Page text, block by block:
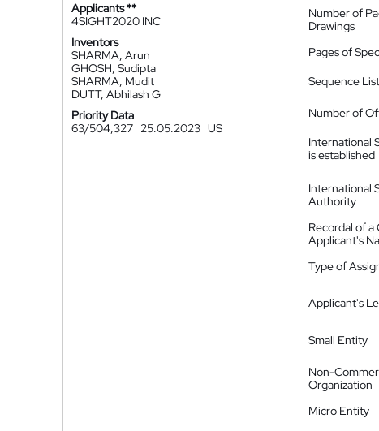
Applicants **
4SIGHT2020 INC
Inventors
SHARMA, Arun
GHOSH, Sudipta
SHARMA, Mudit
DUTT, Abhilash G
Priority Data
63/504,327 25.05.2023 US
Number of
Drawings
Pages of
Sequence
Number of
International
is established
International
Authority
Recordal of
Applicant's
Type of
Applicant's
Small Entity
Non-
Organization
Micro Entity